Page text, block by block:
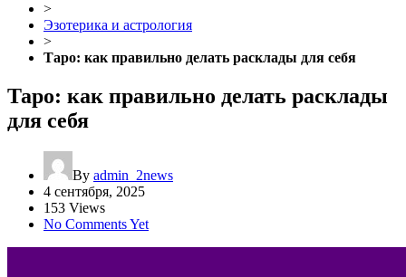
>
Эзотерика и астрология
>
Таро: как правильно делать расклады для себя
Таро: как правильно делать расклады
для себя
By admin_2news
4 сентября, 2025
153 Views
No Comments Yet